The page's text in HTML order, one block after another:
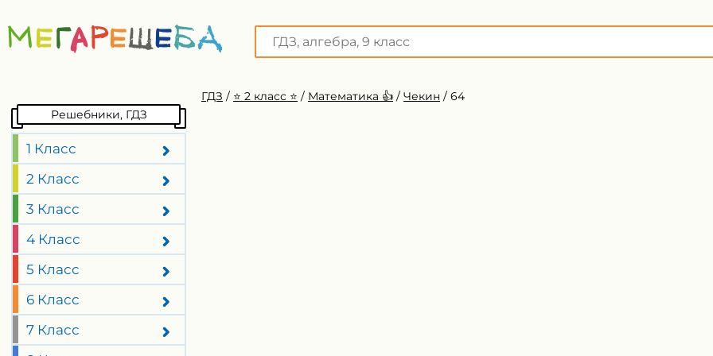
Решебники, ГДЗ
1 Класс
2 Класс
3 Класс
4 Класс
5 Класс
6 Класс
7 Класс
ГДЗ / ⭐️ 2 класс ⭐️ / Математика 👍 / Чекин / 64